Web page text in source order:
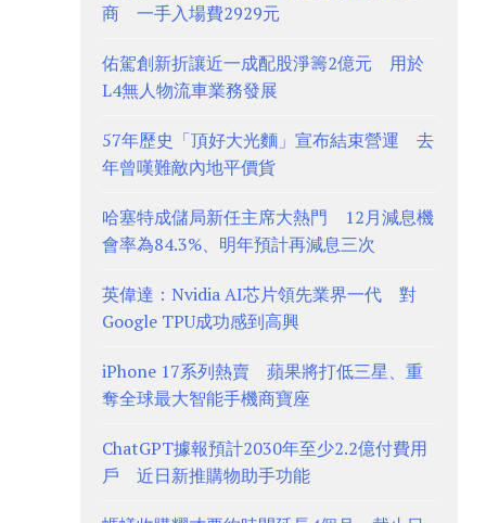
商 一手入場費2929元
佑駕創新折讓近一成配股淨籌2億元 用於
L4無人物流車業務發展
57年歷史「頂好大光麵」宣布結束營運 去
年曾嘆難敵內地平價貨
哈塞特成儲局新任主席大熱門 12月減息機
會率為84.3%、明年預計再減息三次
英偉達：Nvidia AI芯片領先業界一代 對
Google TPU成功感到高興
iPhone 17系列熱賣 蘋果將打低三星、重
奪全球最大智能手機商寶座
ChatGPT據報預計2030年至少2.2億付費用
戶 近日新推購物助手功能